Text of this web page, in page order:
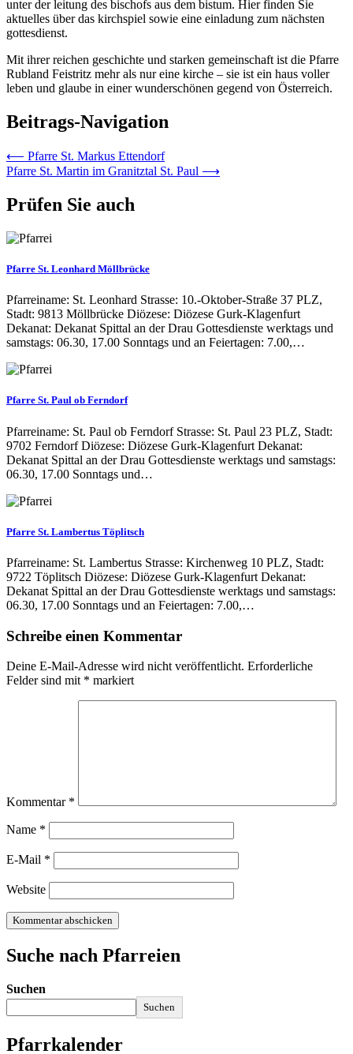
unter der leitung des bischofs aus dem bistum. Hier finden Sie
aktuelles über das kirchspiel sowie eine einladung zum nächsten
gottesdienst.
Mit ihrer reichen geschichte und starken gemeinschaft ist die Pfarre
Rubland Feistritz mehr als nur eine kirche – sie ist ein haus voller
leben und glaube in einer wunderschönen gegend von Österreich.
Beitrags-Navigation
⟵ Pfarre St. Markus Ettendorf
Pfarre St. Martin im Granitztal St. Paul ⟶
Prüfen Sie auch
Pfarre St. Leonhard Möllbrücke
Pfarreiname: St. Leonhard Strasse: 10.-Oktober-Straße 37 PLZ,
Stadt: 9813 Möllbrücke Diözese: Diözese Gurk-Klagenfurt
Dekanat: Dekanat Spittal an der Drau Gottesdienste werktags und
samstags: 06.30, 17.00 Sonntags und an Feiertagen: 7.00,…
Pfarre St. Paul ob Ferndorf
Pfarreiname: St. Paul ob Ferndorf Strasse: St. Paul 23 PLZ, Stadt:
9702 Ferndorf Diözese: Diözese Gurk-Klagenfurt Dekanat:
Dekanat Spittal an der Drau Gottesdienste werktags und samstags:
06.30, 17.00 Sonntags und…
Pfarre St. Lambertus Töplitsch
Pfarreiname: St. Lambertus Strasse: Kirchenweg 10 PLZ, Stadt:
9722 Töplitsch Diözese: Diözese Gurk-Klagenfurt Dekanat:
Dekanat Spittal an der Drau Gottesdienste werktags und samstags:
06.30, 17.00 Sonntags und an Feiertagen: 7.00,…
Schreibe einen Kommentar
Deine E-Mail-Adresse wird nicht veröffentlicht. Erforderliche
Felder sind mit * markiert
Kommentar *
Name *
E-Mail *
Website
Suche nach Pfarreien
Suchen
Suchen
Pfarrkalender